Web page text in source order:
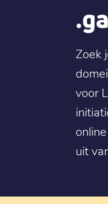
Zoek
voor
uit